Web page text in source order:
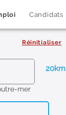
Candidats
Réinitialiser
20km
mer